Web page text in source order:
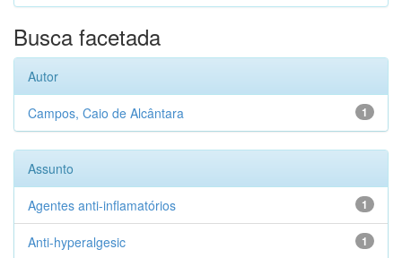
Busca facetada
Autor
1
Campos, Caio de Alcântara
Assunto
1
Agentes anti-inflamatórios
1
Anti-hyperalgesic